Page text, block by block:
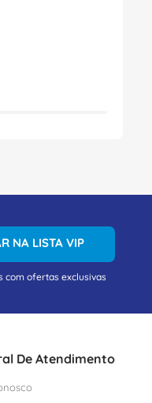
NA LISTA VIP
ofertas exclusivas
De Atendimento